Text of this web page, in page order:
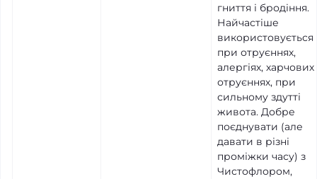
гниття і бродіння.
Найчастіше
використовується
при отруєннях,
алергіях, харчових
отруєннях, при
сильному здутті
живота. Добре
поєднувати (але
давати в різні
проміжки часу) з
Чистофлором,